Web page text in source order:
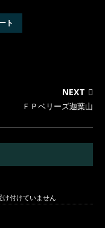
ト
NEXT
ＦＰベリーズ迦葉山
け付けていません